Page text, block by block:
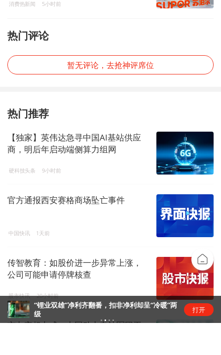
消费热新闻 5小时前
热门评论
暂无评论，去抢神评席位
热门推荐
【独家】英伟达急寻中国AI基站供应
商，明后年启动端侧算力组网
硬科技头条 9小时前
官方通报西安赛格商场坠亡事件
中国快讯 1天前
传智教育：如股价进一步异常上涨，
公司可能申请停牌核查
股市快讯 20小时前
市占率超七成，中国动力电池军团再
“锂业双雄”净利齐翻番，扣非净利却呈“冷暖”两
级
打开